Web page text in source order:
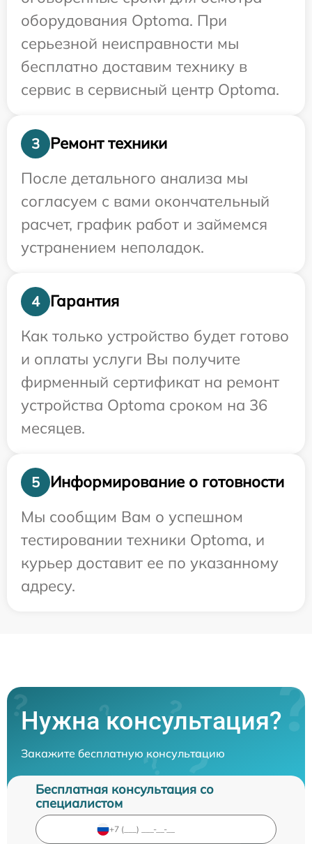
оборудования Optoma. При
серьезной неисправности мы
бесплатно доставим технику в
сервис в сервисный центр Optoma.
3
Ремонт техники
После детального анализа мы
согласуем с вами окончательный
расчет, график работ и займемся
устранением неполадок.
4
Гарантия
Как только устройство будет готово
и оплаты услуги Вы получите
фирменный сертификат на ремонт
устройства Optoma сроком на 36
месяцев.
5
Информирование о готовности
Мы сообщим Вам о успешном
тестировании техники Optoma, и
курьер доставит ее по указанному
адресу.
Нужна консультация?
Закажите бесплатную консультацию
Бесплатная консультация со
специалистом